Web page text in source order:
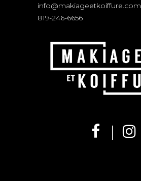
info@makiageetkoiffure.com
819-246-6656